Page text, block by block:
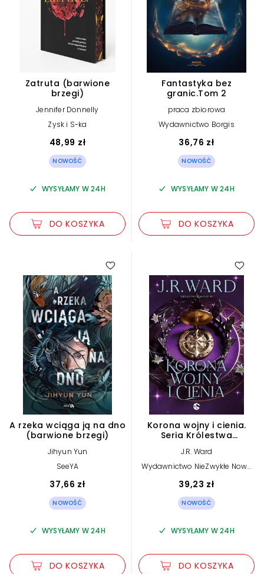
Zatruta (barwione
brzegi)
Jennifer Donnelly
Zysk i S-ka
48,99 zł
NOWOŚĆ
WYSYŁAMY W 24H
DO KOSZYKA
Fantastyka bez
granic.Tom 2
praca zbiorowa
Wydawnictwo Borgis
36,76 zł
NOWOŚĆ
WYSYŁAMY W 24H
DO KOSZYKA
A rzeka wciąga ją na dno
(barwione brzegi)
Jihyun Yun
SeeYA
37,66 zł
NOWOŚĆ
WYSYŁAMY W 24H
DO KOSZYKA
Korona wojny i cienia.
Seria Królestwa
J.R. Ward
Wydawnictwo NieZwykłe Nowe
39,23 zł
NOWOŚĆ
WYSYŁAMY W 24H
DO KOSZYKA